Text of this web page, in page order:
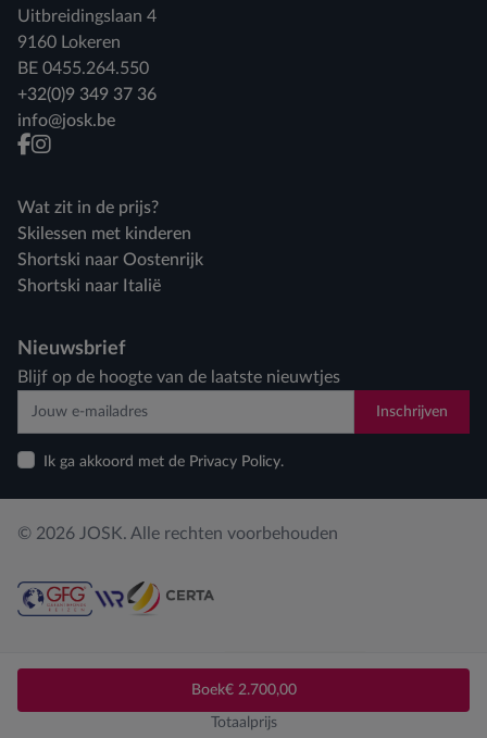
Boek€ 2.700,00
Totaalprijs
Uitbreidingslaan 4
9160 Lokeren
BE 0455.264.550
+32(0)9 349 37 36
info@josk.be
facebook
instagram
Wat zit in de prijs?
Skilessen met kinderen
Shortski naar Oostenrijk
Shortski naar Italië
Nieuwsbrief
Blijf op de hoogte van de laatste nieuwtjes
Inschrijven
Ik ga akkoord met de Privacy Policy.
© 2026 JOSK. Alle rechten voorbehouden
Privacy policyCookiebeleidCookies aanpassen
Webdesign by Who Owns The Zebra